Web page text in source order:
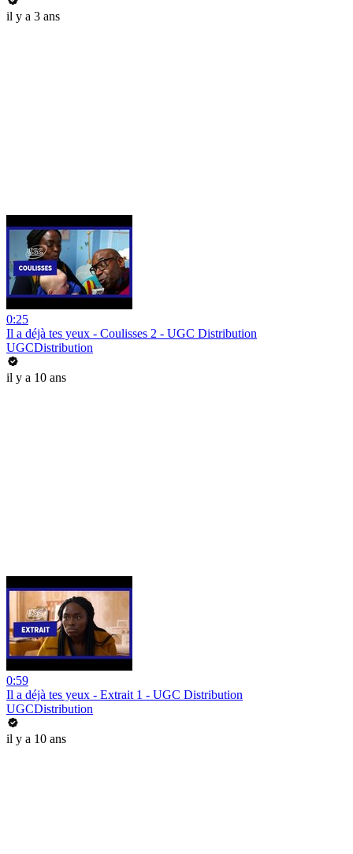
il y a 3 ans
0:25
Il a déjà tes yeux - Coulisses 2 - UGC Distribution
UGCDistribution
il y a 10 ans
0:59
Il a déjà tes yeux - Extrait 1 - UGC Distribution
UGCDistribution
il y a 10 ans